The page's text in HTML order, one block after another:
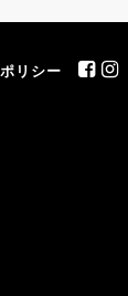
リシー